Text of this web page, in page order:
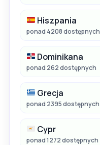
Hiszpania
ponad 4208 dostępnych
Dominikana
ponad 262 dostępnych
Grecja
ponad 2395 dostępnych
Cypr
ponad 1272 dostępnych